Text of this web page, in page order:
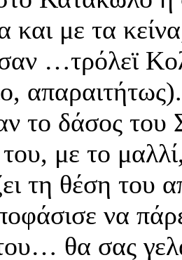
με τα
…τρόλεϊ
το δάσος
με το
τη θέση του
να
θα σας